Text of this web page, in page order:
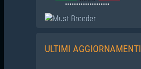
ULTIMI AGGIORNAMENTI